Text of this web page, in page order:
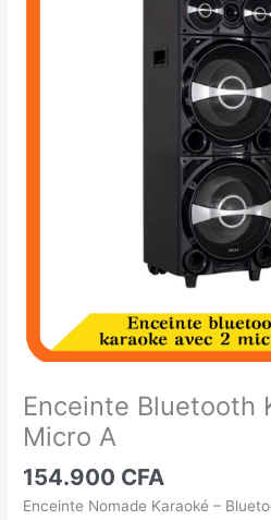
Enceinte Bluetooth
Micro A
154.900 CFA
Enceinte Nomade Karaoké –